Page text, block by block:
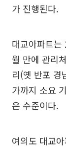
가 진행된다.
대교아파트
월 만에 관리
리(옛 반포 경
가까지 소요
은 수준이다.
여의도 대교